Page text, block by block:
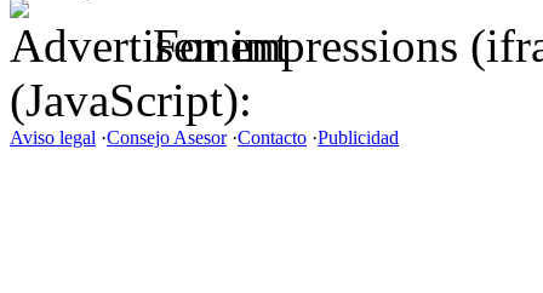
For impressions
(JavaScript):
Aviso legal ·Consejo Asesor·Contacto ·Publicidad